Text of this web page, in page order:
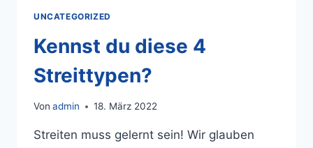
UNCATEGORIZED
Kennst du diese 4
Streittypen?
Von admin 18. März 2022
Streiten muss gelernt sein! Wir glauben